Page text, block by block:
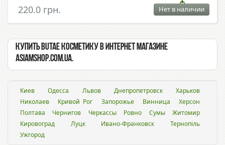
220.0 грн. Нет в наличии
Купить Butae косметику в интернет магазине
Asiamshop.com.ua.
Киев Одесса Львов Днепропетровск
Харьков
Николаев
Кривой Рог Запорожье Винница
Херсон
Полтава
Чернигов Черкассы Ровно Сумы
Житомир
Кировоград
Луцк Ивано-Франковск
Тернопіль
Ужгород